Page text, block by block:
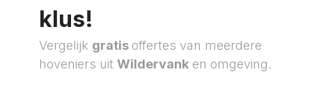
klus!
Vergelijk gratis offertes van meerdere
hoveniers uit Wildervank en omgeving.